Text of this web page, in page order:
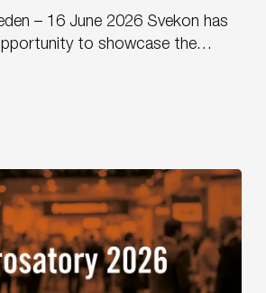
– 16 June 2026 Svekon has
to showcase the…